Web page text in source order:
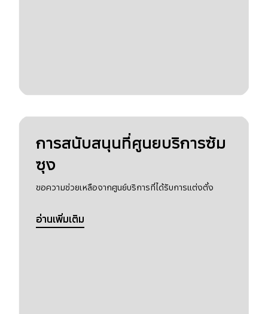
การสนับสนุนที่ศูนยบริการซัม
ซุง
ขอความช่วยเหลือจากศูนย์บริการที่ได้รับการแต่งตั้ง
อ่านเพิ่มเติม